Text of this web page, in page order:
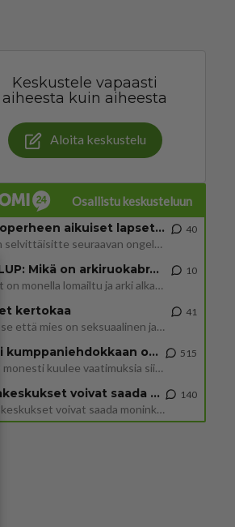
Keskustele vapaasti
aiheesta kuin aiheesta
Aloita keskustelu
Osallistu keskusteluun
Uusioperheen aikuiset lapset tyhjentää jääkaapin käydessään
Miten selvittäisitte seuraavan ongelman, meillä on uusioperhe, minulla teini-ikäiset lapset ja puolisolla aikuiset, jotk
40
GALLUP: Mikä on arkiruokabravuurisi?
Lomat on monella lomailtu ja arki alkaa. Se voi tarkoittaa myös sitä, että grillailut on grillattu ja palataan arjen ruo
10
kertokaa
Miksi se että mies on seksuaalinen ja haluaa seksiä ja te olette hänen mielestänne haluttava on vastenmielistä? Mikä sii
41
Miksi kumppaniehdokkaan oma elämä on teille ongelma?
Täällä monesti kuulee vaatimuksia siitä, että kumppaniehdokkaalla ei saisi olla lemmikkejä, lapsia, kavereita, eksiä, su
515
Datakeskukset voivat saada moninkertaisesti enemmän palautuksia kuin mitä ne maksavat veroja
”Datakeskukset voivat saada moninkertaisesti enemmän palautuksia kuin mitä ne maksavat veroja”, sanoo professori Jussi K
140